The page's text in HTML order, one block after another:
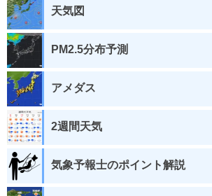
天気図
PM2.5分布予測
アメダス
2週間天気
気象予報士のポイント解説